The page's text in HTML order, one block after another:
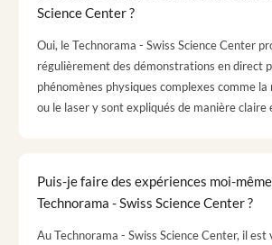
Science Center ?
Oui, le Technorama - Swiss Science Center
régulièrement des démonstrations en direct
phénomènes physiques complexes comme
ou le laser y sont expliqués de manière
Puis-je faire des expériences moi-
Technorama - Swiss Science Center ?
Au Technorama - Swiss Science Center, il